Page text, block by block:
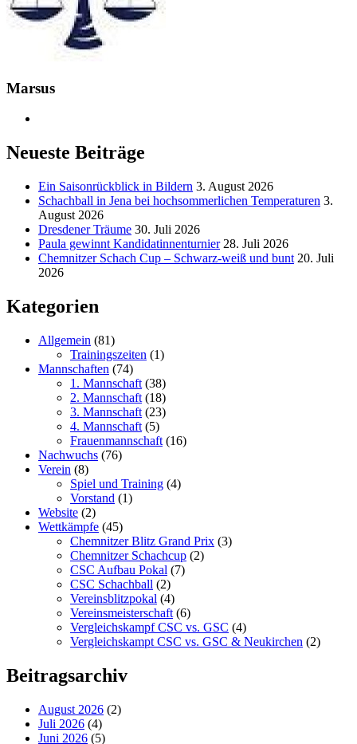
Marsus
Neueste Beiträge
Ein Saisonrückblick in Bildern 3. August 2026
Schachball in Jena bei hochsommerlichen Temperaturen 3.
August 2026
Dresdener Träume 30. Juli 2026
Paula gewinnt Kandidatinnenturnier 28. Juli 2026
Chemnitzer Schach Cup – Schwarz-weiß und bunt 20. Juli
2026
Kategorien
Allgemein (81)
Trainingszeiten (1)
Mannschaften (74)
1. Mannschaft (38)
2. Mannschaft (18)
3. Mannschaft (23)
4. Mannschaft (5)
Frauenmannschaft (16)
Nachwuchs (76)
Verein (8)
Spiel und Training (4)
Vorstand (1)
Website (2)
Wettkämpfe (45)
Chemnitzer Blitz Grand Prix (3)
Chemnitzer Schachcup (2)
CSC Aufbau Pokal (7)
CSC Schachball (2)
Vereinsblitzpokal (4)
Vereinsmeisterschaft (6)
Vergleichskampf CSC vs. GSC (4)
Vergleichskampt CSC vs. GSC & Neukirchen (2)
Beitragsarchiv
August 2026 (2)
Juli 2026 (4)
Juni 2026 (5)